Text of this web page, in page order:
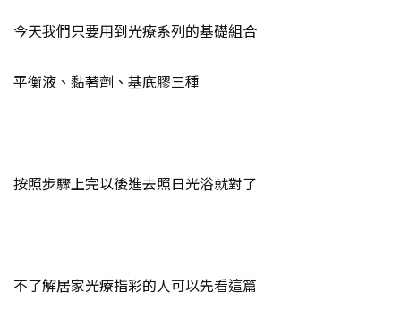
今天我們只要用到光療系列的基礎組合
平衡液、黏著劑、基底膠三種
按照步驟上完以後進去照日光浴就對了
不了解居家光療指彩的人可以先看這篇